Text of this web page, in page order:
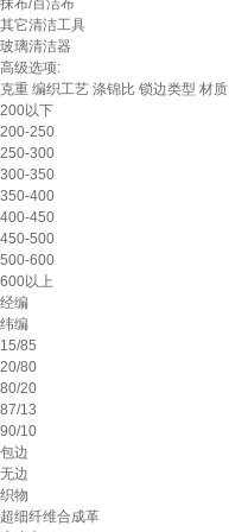
抹布/百洁布
其它清洁工具
玻璃清洁器
高级选项:
克重 编织工艺 涤锦比 锁边类型 材质
200以下
200-250
250-300
300-350
350-400
400-450
450-500
500-600
600以上
经编
纬编
15/85
20/80
80/20
87/13
90/10
包边
无边
织物
超细纤维合成革